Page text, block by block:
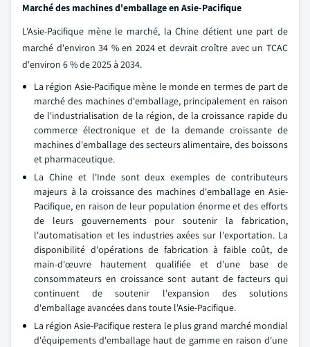
Marché des machines d'emballage en Asie-Pacifique
L'Asie-Pacifique mène le marché, la Chine détient une part de
marché d'environ 34 % en 2024 et devrait croître avec un TCAC
d'environ 6 % de 2025 à 2034.
La région Asie-Pacifique mène le monde en termes de part de
marché des machines d'emballage, principalement en raison
de l'industrialisation de la région, de la croissance rapide du
commerce électronique et de la demande croissante de
machines d'emballage des secteurs alimentaire, des boissons
et pharmaceutique.
La Chine et l'Inde sont deux exemples de contributeurs
majeurs à la croissance des machines d'emballage en Asie-
Pacifique, en raison de leur population énorme et des efforts
de leurs gouvernements pour soutenir la fabrication,
l'automatisation et les industries axées sur l'exportation. La
disponibilité d'opérations de fabrication à faible coût, de
main-d'œuvre hautement qualifiée et d'une base de
consommateurs en croissance sont autant de facteurs qui
continuent de soutenir l'expansion des solutions
d'emballage avancées dans toute l'Asie-Pacifique.
La région Asie-Pacifique restera le plus grand marché mondial
d'équipements d'emballage haut de gamme en raison d'une